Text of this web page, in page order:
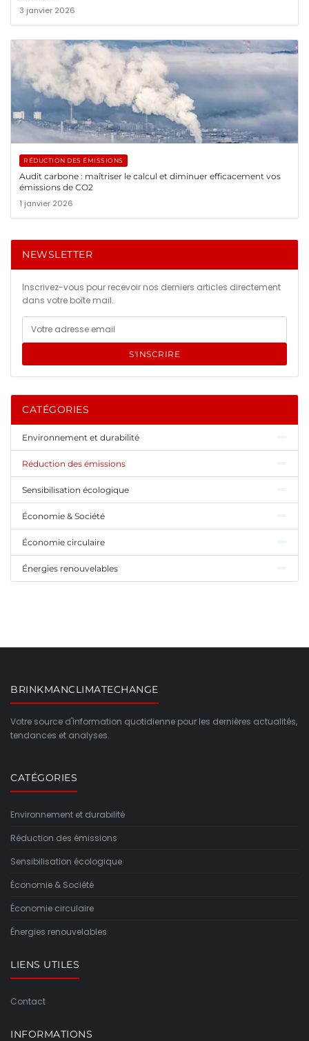
3 janvier 2026
RÉDUCTION DES ÉMISSIONS
Audit carbone : maîtriser le calcul et diminuer efficacement vos
émissions de CO2
1 janvier 2026
NEWSLETTER
Inscrivez-vous pour recevoir nos derniers articles directement
dans votre boîte mail.
S'INSCRIRE
CATÉGORIES
Environnement et durabilité
Réduction des émissions
Sensibilisation écologique
Économie & Société
Économie circulaire
Énergies renouvelables
BRINKMANCLIMATECHANGE
Votre source d'information quotidienne pour les dernières actualités,
tendances et analyses.
CATÉGORIES
Environnement et durabilité
Réduction des émissions
Sensibilisation écologique
Économie & Société
Économie circulaire
Énergies renouvelables
LIENS UTILES
Contact
INFORMATIONS